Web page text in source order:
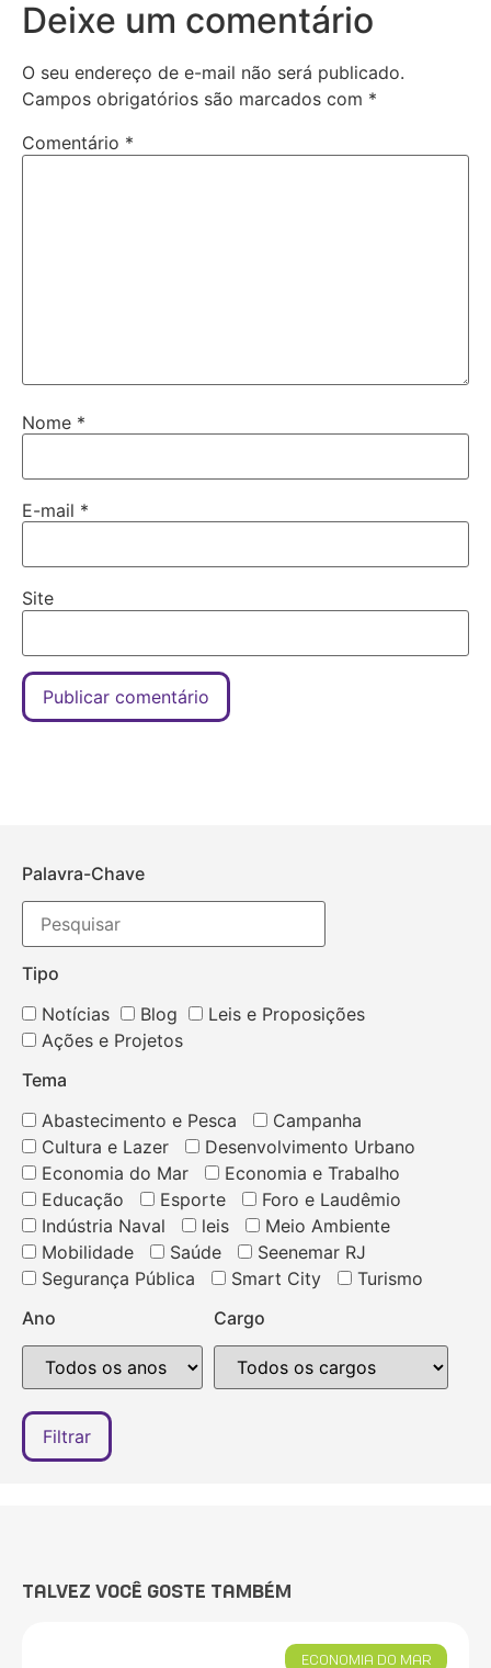
Deixe um comentário
O seu endereço de e-mail não será publicado.
Campos obrigatórios são marcados com *
Comentário *
Nome *
E-mail *
Site
Palavra-Chave
Tipo
Notícias
Blog
Leis e Proposições
Ações e Projetos
Tema
Abastecimento e Pesca
Campanha
Cultura e Lazer
Desenvolvimento Urbano
Economia do Mar
Economia e Trabalho
Educação
Esporte
Foro e Laudêmio
Indústria Naval
leis
Meio Ambiente
Mobilidade
Saúde
Seenemar RJ
Segurança Pública
Smart City
Turismo
Ano
Cargo
TALVEZ VOCÊ GOSTE TAMBÉM
ECONOMIA DO MAR